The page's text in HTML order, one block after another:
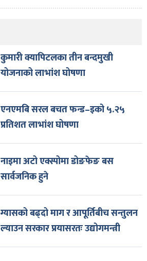
कुमारी क्यापिटलका तीन बन्दमुखी
योजनाको लाभांश घोषणा
एनएमबि सरल बचत फन्ड–इको ५.२५
प्रतिशत लाभांश घोषणा
नाइमा अटो एक्स्पोमा डोङफेङ बस
सार्वजनिक हुने
ग्यासको बढ्दो माग र आपूर्तिबीच सन्तुलन
ल्याउन सरकार प्रयासरतः उद्योगमन्त्री